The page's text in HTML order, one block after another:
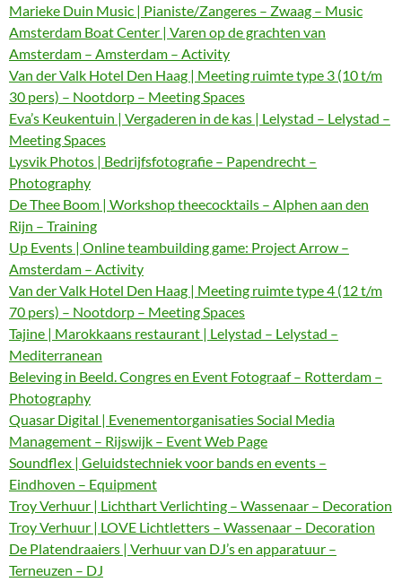
Marieke Duin Music | Pianiste/Zangeres – Zwaag – Music
Amsterdam Boat Center | Varen op de grachten van
Amsterdam – Amsterdam – Activity
Van der Valk Hotel Den Haag | Meeting ruimte type 3 (10 t/m
30 pers) – Nootdorp – Meeting Spaces
Eva’s Keukentuin | Vergaderen in de kas | Lelystad – Lelystad –
Meeting Spaces
Lysvik Photos | Bedrijfsfotografie – Papendrecht –
Photography
De Thee Boom | Workshop theecocktails – Alphen aan den
Rijn – Training
Up Events | Online teambuilding game: Project Arrow –
Amsterdam – Activity
Van der Valk Hotel Den Haag | Meeting ruimte type 4 (12 t/m
70 pers) – Nootdorp – Meeting Spaces
Tajine | Marokkaans restaurant | Lelystad – Lelystad –
Mediterranean
Beleving in Beeld. Congres en Event Fotograaf – Rotterdam –
Photography
Quasar Digital | Evenementorganisaties Social Media
Management – Rijswijk – Event Web Page
Soundflex | Geluidstechniek voor bands en events –
Eindhoven – Equipment
Troy Verhuur | Lichthart Verlichting – Wassenaar – Decoration
Troy Verhuur | LOVE Lichtletters – Wassenaar – Decoration
De Platendraaiers | Verhuur van DJ’s en apparatuur –
Terneuzen – DJ